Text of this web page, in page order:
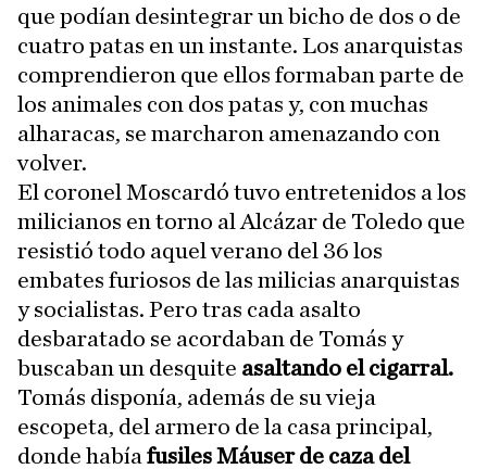
que podían desintegrar un bicho de dos o de
cuatro patas en un instante. Los anarquistas
comprendieron que ellos formaban parte de
los animales con dos patas y, con muchas
alharacas, se marcharon amenazando con
volver.
El coronel Moscardó tuvo entretenidos a los
milicianos en torno al Alcázar de Toledo que
resistió todo aquel verano del 36 los
embates furiosos de las milicias anarquistas
y socialistas. Pero tras cada asalto
desbaratado se acordaban de Tomás y
buscaban un desquite asaltando el cigarral.
Tomás disponía, además de su vieja
escopeta, del armero de la casa principal,
donde había fusiles Máuser de caza del